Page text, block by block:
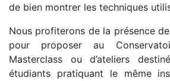
de bien montrer les techniques
Nous profiterons de la présence
pour proposer au
Masterclass ou d’ateliers
étudiants pratiquant le même